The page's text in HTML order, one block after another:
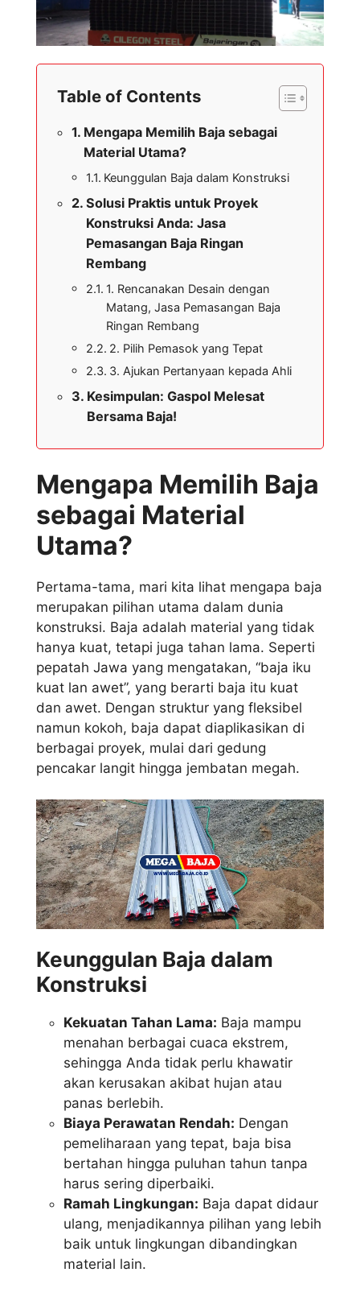
Table of Contents
Mengapa Memilih Baja sebagai
Material Utama?
Keunggulan Baja dalam Konstruksi
Solusi Praktis untuk Proyek
Konstruksi Anda: Jasa
Pemasangan Baja Ringan
Rembang
1. Rencanakan Desain dengan
Matang, Jasa Pemasangan Baja
Ringan Rembang
2. Pilih Pemasok yang Tepat
3. Ajukan Pertanyaan kepada Ahli
Kesimpulan: Gaspol Melesat
Bersama Baja!
Mengapa Memilih Baja
sebagai Material
Utama?
Pertama-tama, mari kita lihat mengapa baja
merupakan pilihan utama dalam dunia
konstruksi. Baja adalah material yang tidak
hanya kuat, tetapi juga tahan lama. Seperti
pepatah Jawa yang mengatakan, “baja iku
kuat lan awet”, yang berarti baja itu kuat
dan awet. Dengan struktur yang fleksibel
namun kokoh, baja dapat diaplikasikan di
berbagai proyek, mulai dari gedung
pencakar langit hingga jembatan megah.
Keunggulan Baja dalam
Konstruksi
Kekuatan Tahan Lama: Baja mampu
menahan berbagai cuaca ekstrem,
sehingga Anda tidak perlu khawatir
akan kerusakan akibat hujan atau
panas berlebih.
Biaya Perawatan Rendah: Dengan
pemeliharaan yang tepat, baja bisa
bertahan hingga puluhan tahun tanpa
harus sering diperbaiki.
Ramah Lingkungan: Baja dapat didaur
ulang, menjadikannya pilihan yang lebih
baik untuk lingkungan dibandingkan
material lain.